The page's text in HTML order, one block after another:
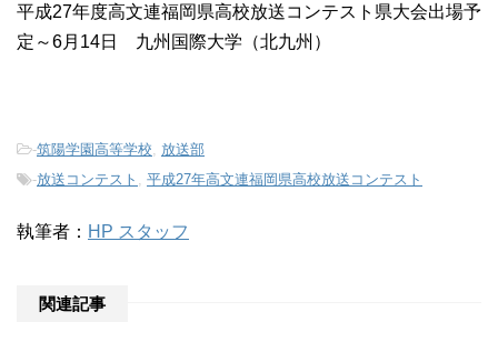
平成27年度高文連福岡県高校放送コンテスト県大会出場予
定～6月14日 九州国際大学（北九州）
-筑陽学園高等学校
放送部
-放送コンテスト 平成27年高文連福岡県高校放送コンテスト
執筆者： HP スタッフ
関連記事